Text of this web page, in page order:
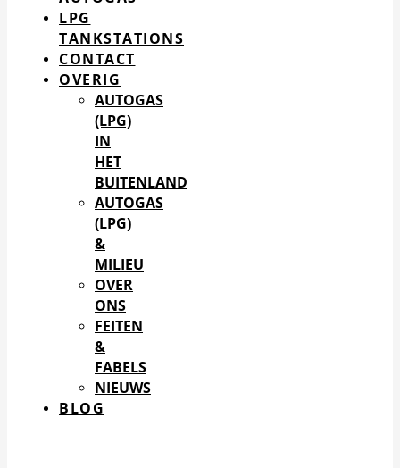
LPG
TANKSTATIONS
CONTACT
OVERIG
AUTOGAS
(LPG)
IN
HET
BUITENLAND
AUTOGAS
(LPG)
&
MILIEU
OVER
ONS
FEITEN
&
FABELS
NIEUWS
BLOG